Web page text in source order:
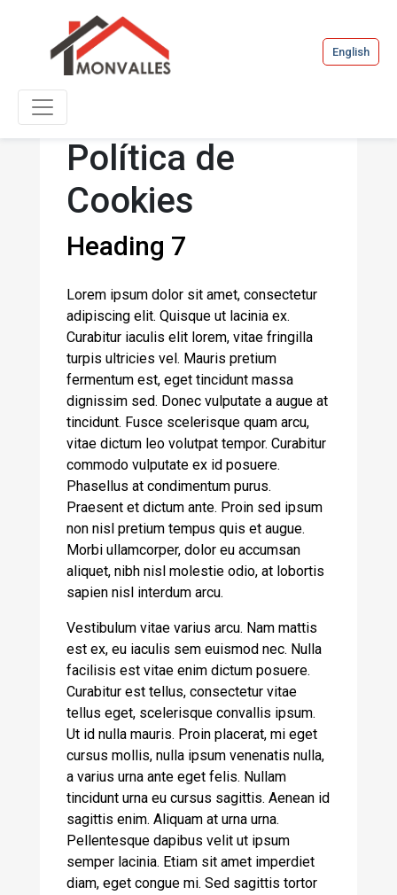
English
Política de
Cookies
Heading 7
Lorem ipsum dolor sit amet, consectetur
adipiscing elit. Quisque ut lacinia ex.
Curabitur iaculis elit lorem, vitae fringilla
turpis ultricies vel. Mauris pretium
fermentum est, eget tincidunt massa
dignissim sed. Donec vulputate a augue at
tincidunt. Fusce scelerisque quam arcu,
vitae dictum leo volutpat tempor. Curabitur
commodo vulputate ex id posuere.
Phasellus at condimentum purus.
Praesent et dictum ante. Proin sed ipsum
non nisl pretium tempus quis et augue.
Morbi ullamcorper, dolor eu accumsan
aliquet, nibh nisl molestie odio, at lobortis
sapien nisl interdum arcu.
Vestibulum vitae varius arcu. Nam mattis
est ex, eu iaculis sem euismod nec. Nulla
facilisis est vitae enim dictum posuere.
Curabitur est tellus, consectetur vitae
tellus eget, scelerisque convallis ipsum.
Ut id nulla mauris. Proin placerat, mi eget
cursus mollis, nulla ipsum venenatis nulla,
a varius urna ante eget felis. Nullam
tincidunt urna eu cursus sagittis. Aenean id
sagittis enim. Aliquam at urna urna.
Pellentesque dapibus velit ut ipsum
semper lacinia. Etiam sit amet imperdiet
diam, eget congue mi. Sed sagittis tortor